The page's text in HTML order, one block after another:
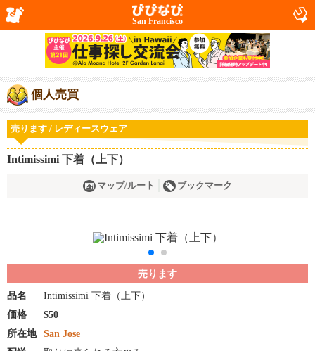
San Francisco
個人売買
売ります / レディースウェア
Intimissimi 下着（上下）
マップ/ルート ブックマーク
売ります
品名
Intimissimi 下着（上下）
価格
$50
所在地
San Jose